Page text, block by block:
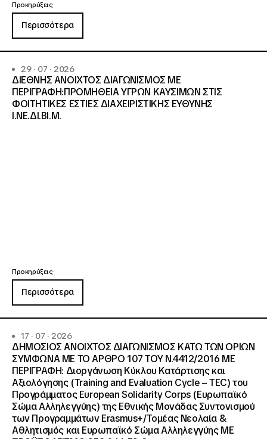
Προκηρύξεις
Περισσότερα
29 · 07 · 2026
ΔΙΕΘΝΗΣ ΑΝΟΙΧΤΟΣ ΔΙΑΓΩΝΙΣΜΟΣ ΜΕ
ΠΕΡΙΓΡΑΦΗ:ΠΡΟΜΗΘΕΙΑ ΥΓΡΩΝ ΚΑΥΣΙΜΩΝ ΣΤΙΣ
ΦΟΙΤΗΤΙΚΕΣ ΕΣΤΙΕΣ ΔΙΑΧΕΙΡΙΣΤΙΚΗΣ ΕΥΘΥΝΗΣ
Ι.ΝΕ.ΔΙ.ΒΙ.Μ.
Προκηρύξεις
Περισσότερα
17 · 07 · 2026
ΔΗΜΟΣΙΟΣ ΑΝΟΙΧΤΟΣ ΔΙΑΓΩΝΙΣΜΟΣ ΚΑΤΩ ΤΩΝ ΟΡΙΩΝ
ΣΥΜΦΩΝΑ ΜΕ ΤΟ ΑΡΘΡΟ 107 ΤΟΥ Ν.4412/2016 ΜΕ
ΠΕΡΙΓΡΑΦΗ: Διοργάνωση Κύκλου Κατάρτισης και
Αξιολόγησης (Training and Evaluation Cycle – TEC) του
Προγράμματος European Solidarity Corps (Ευρωπαϊκό
Σώμα Αλληλεγγύης) της Εθνικής Μονάδας Συντονισμού
των Προγραμμάτων Erasmus+/Τομέας Νεολαία &
Αθλητισμός και Ευρωπαϊκό Σώμα Αλληλεγγύης ΜΕ